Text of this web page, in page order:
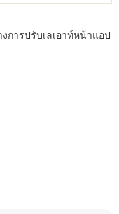
การปรับเลเอาท์หน้าแอป